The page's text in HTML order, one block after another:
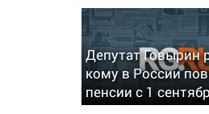
Депутат Говырин
кому в России
пенсии с 1